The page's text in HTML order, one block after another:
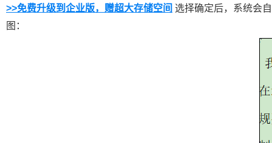
>>免费升级到企业版，赠超大存储空间 选择确定后，系统会
图：